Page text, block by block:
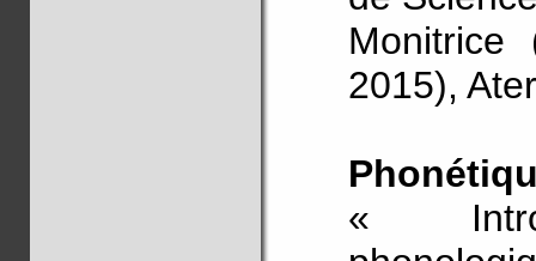
Monitrice
2015),
«